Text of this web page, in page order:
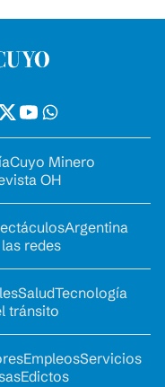
Cuyo Minero
OH
Argentina
redes
SaludTecnología
tránsito
EmpleosServicios
Edictos